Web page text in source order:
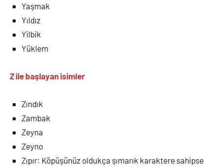
Yaşmak
Yıldız
Yilbik
Yüklem
Z ile başlayan isimler
Zındık
Zambak
Zeyna
Zeyno
Zıpır: Köpüşünüz oldukça şımarık karaktere sahipse